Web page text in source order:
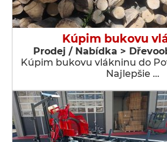
Kúpim bukovu
Prodej / Nabídka >
Kúpim bukovu vlákninu do
Najlepšie …